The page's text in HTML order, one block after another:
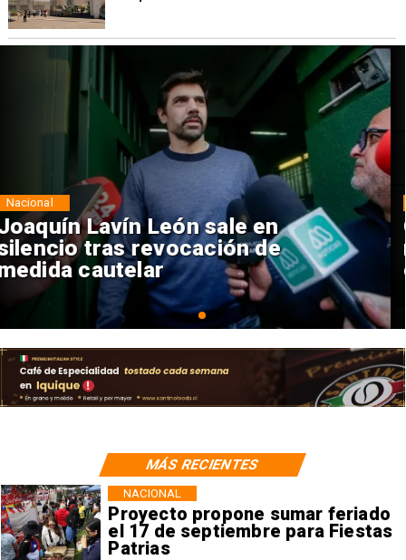
Chile y Venezuela formalizan
reinicio de relaciones
consulares
Nacional
Proyecto propone sumar feriado
el 17 de septiembre para Fiestas
Patrias
NACIONAL
MÁS RECIENTES